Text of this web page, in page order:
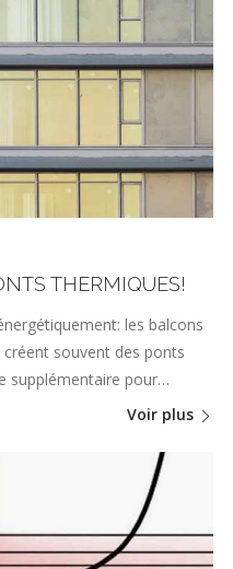
THERMIQUES!
les balcons
souvent des ponts
supplémentaire pour…
Voir plus